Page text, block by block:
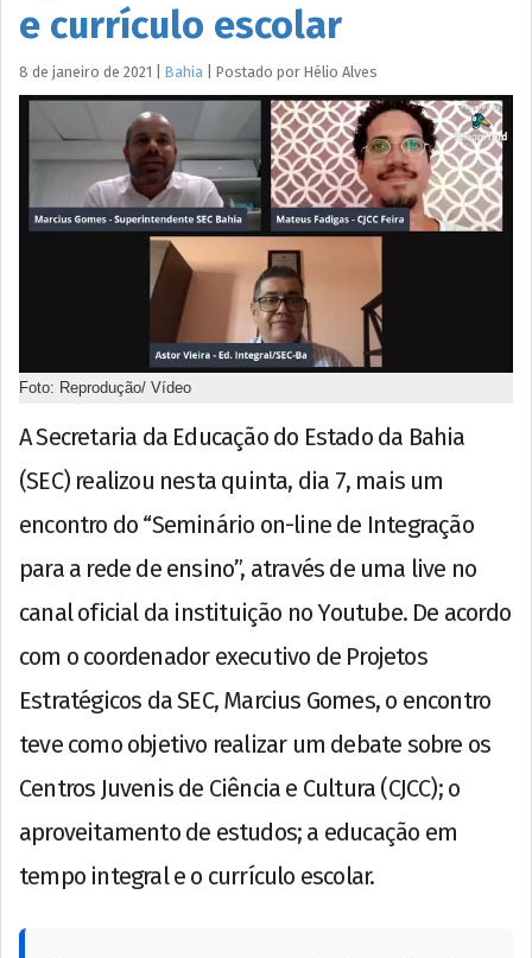
e currículo escolar
8 de janeiro de 2021 Bahia Postado por Hélio Alves
Foto: Reprodução/ Vídeo
A Secretaria da Educação do Estado da Bahia
(SEC) realizou nesta quinta, dia 7, mais um
encontro do “Seminário on-line de Integração
para a rede de ensino”, através de uma live no
canal oficial da instituição no Youtube. De acordo
com o coordenador executivo de Projetos
Estratégicos da SEC, Marcius Gomes, o encontro
teve como objetivo realizar um debate sobre os
Centros Juvenis de Ciência e Cultura (CJCC); o
aproveitamento de estudos; a educação em
tempo integral e o currículo escolar.